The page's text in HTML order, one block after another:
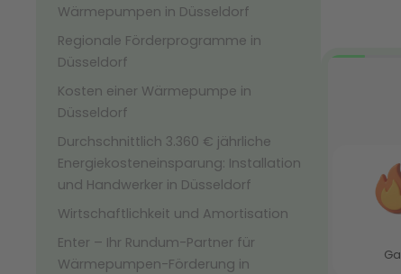
Wärmepumpen in Düsseldorf
Regionale Förderprogramme in
Düsseldorf
Kosten einer Wärmepumpe in
Düsseldorf
Durchschnittlich 3.360 € jährliche
Energiekosteneinsparung: Installation
und Handwerker in Düsseldorf
Wirtschaftlichkeit und Amortisation
Enter – Ihr Rundum-Partner für
Wärmepumpen-Förderung in